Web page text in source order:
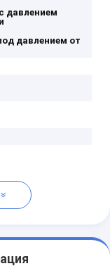
давлением
давлением от